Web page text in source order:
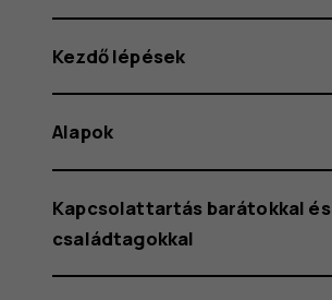
Kezdő lépések
Alapok
Kapcsolattartás barátokkal és
családtagokkal